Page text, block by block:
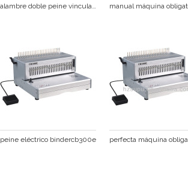
alambre doble peine vinculante de la máquina eléctrica cb300e
peine eléctrico bindercb300e